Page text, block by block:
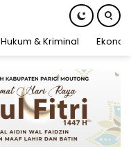
Hukum & Kriminal